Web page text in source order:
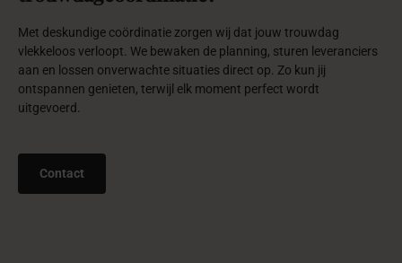
Met deskundige coördinatie zorgen wij dat jouw trouwdag
vlekkeloos verloopt. We bewaken de planning, sturen leveranciers
aan en lossen onverwachte situaties direct op. Zo kun jij
ontspannen genieten, terwijl elk moment perfect wordt
uitgevoerd.
Contact